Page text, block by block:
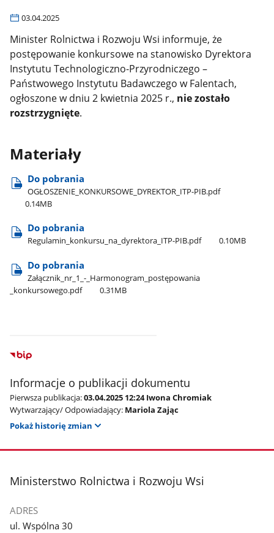
03.04.2025
Minister Rolnictwa i Rozwoju Wsi informuje, że
postępowanie konkursowe na stanowisko Dyrektora
Instytutu Technologiczno-Przyrodniczego –
Państwowego Instytutu Badawczego w Falentach,
ogłoszone w dniu 2 kwietnia 2025 r., nie zostało
rozstrzygnięte.
Materiały
Do pobrania
OGŁOSZENIE​_KONKURSOWE​_DYREKTOR​_ITP-PIB.pdf
0.14MB
Do pobrania
Regulamin​_konkursu​_na​_dyrektora​_ITP-PIB.pdf 0.10MB
Do pobrania
Załącznik​_nr​_1​_-​_Harmonogram​_postępowania​
_konkursowego.pdf
0.31MB
Informacje o publikacji dokumentu
Pierwsza publikacja:03.04.2025 12:24 Iwona Chromiak
Wytwarzający/ Odpowiadający: Mariola Zając
Pokaż historię zmian
stopka
Ministerstwo Rolnictwa i Rozwoju Wsi
ADRES
ul. Wspólna 30